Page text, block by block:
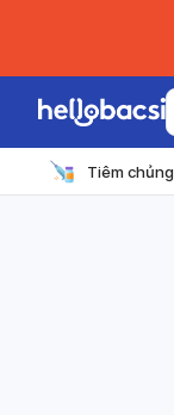
Tiêm chủng